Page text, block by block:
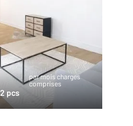
par mois charges
comprises
pcs